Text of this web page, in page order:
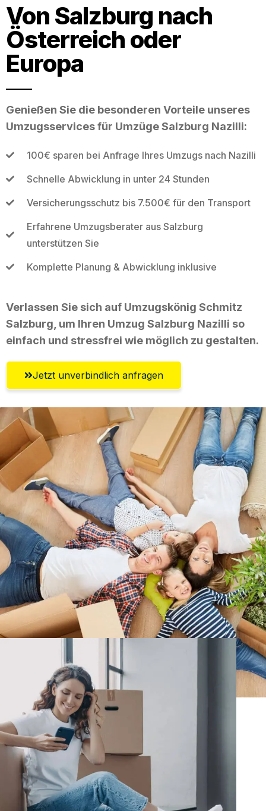
Von Salzburg nach
Österreich oder
Europa
Genießen Sie die besonderen Vorteile unseres
Umzugsservices für Umzüge Salzburg Nazilli:
100€ sparen bei Anfrage Ihres Umzugs nach Nazilli
Schnelle Abwicklung in unter 24 Stunden
Versicherungsschutz bis 7.500€ für den Transport
Erfahrene Umzugsberater aus Salzburg
unterstützen Sie
Komplette Planung & Abwicklung inklusive
Verlassen Sie sich auf Umzugskönig Schmitz
Salzburg, um Ihren Umzug Salzburg Nazilli so
einfach und stressfrei wie möglich zu gestalten.
Jetzt unverbindlich anfragen